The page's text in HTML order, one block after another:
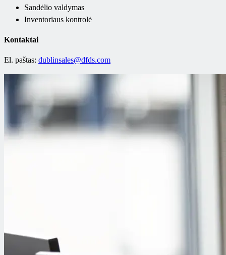
Sandėlio valdymas
Inventoriaus kontrolė
Kontaktai
El. paštas: dublinsales@dfds.com